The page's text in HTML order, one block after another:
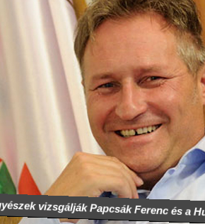
vizsgálják Papcsák Ferenc és a